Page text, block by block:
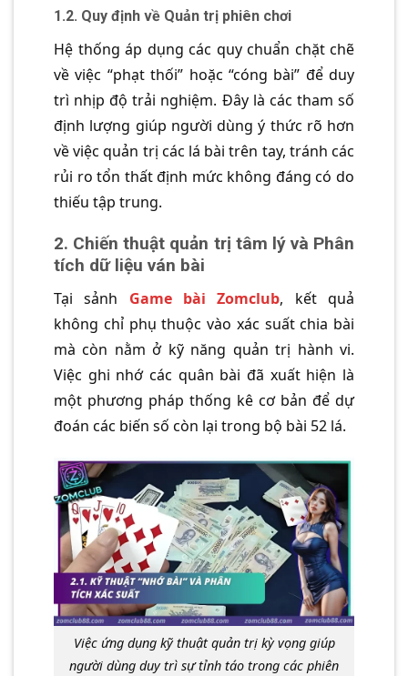
1.2. Quy định về Quản trị phiên chơi
Hệ thống áp dụng các quy chuẩn chặt chẽ
về việc “phạt thối” hoặc “cóng bài” để duy
trì nhịp độ trải nghiệm. Đây là các tham số
định lượng giúp người dùng ý thức rõ hơn
về việc quản trị các lá bài trên tay, tránh các
rủi ro tổn thất định mức không đáng có do
thiếu tập trung.
2. Chiến thuật quản trị tâm lý và Phân
tích dữ liệu ván bài
Tại sảnh Game bài Zomclub, kết quả
không chỉ phụ thuộc vào xác suất chia bài
mà còn nằm ở kỹ năng quản trị hành vi.
Việc ghi nhớ các quân bài đã xuất hiện là
một phương pháp thống kê cơ bản để dự
đoán các biến số còn lại trong bộ bài 52 lá.
Việc ứng dụng kỹ thuật quản trị kỳ vọng giúp
người dùng duy trì sự tỉnh táo trong các phiên